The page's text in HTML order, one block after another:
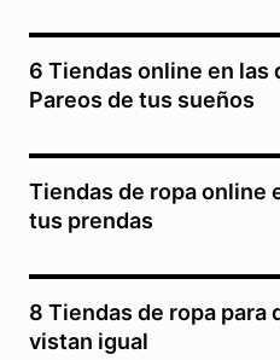
6 Tiendas online en las
Pareos de tus sueños
Tiendas de ropa online
tus prendas
8 Tiendas de ropa para
vistan igual